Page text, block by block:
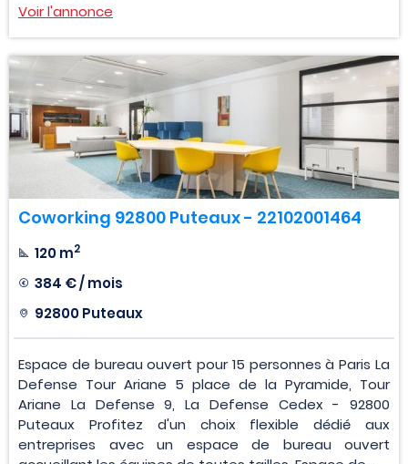
Voir l'annonce
Coworking 92800 Puteaux - 22102001464
120 m2
384 € / mois
92800 Puteaux
Espace de bureau ouvert pour 15 personnes à Paris La
Defense Tour Ariane 5 place de la Pyramide, Tour
Ariane La Defense 9, La Defense Cedex - 92800
Puteaux Profitez d'un choix flexible dédié aux
entreprises avec un espace de bureau ouvert